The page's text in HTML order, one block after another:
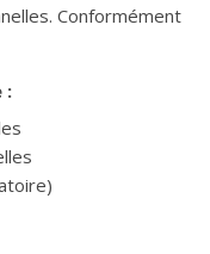
Conformément
: